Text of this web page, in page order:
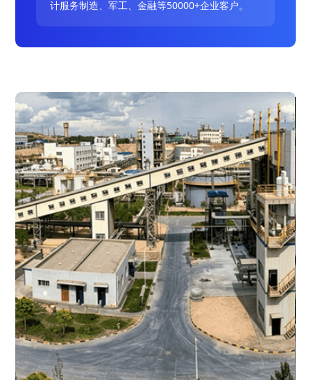
计服务制造、军工、金融等50000+企业客户。